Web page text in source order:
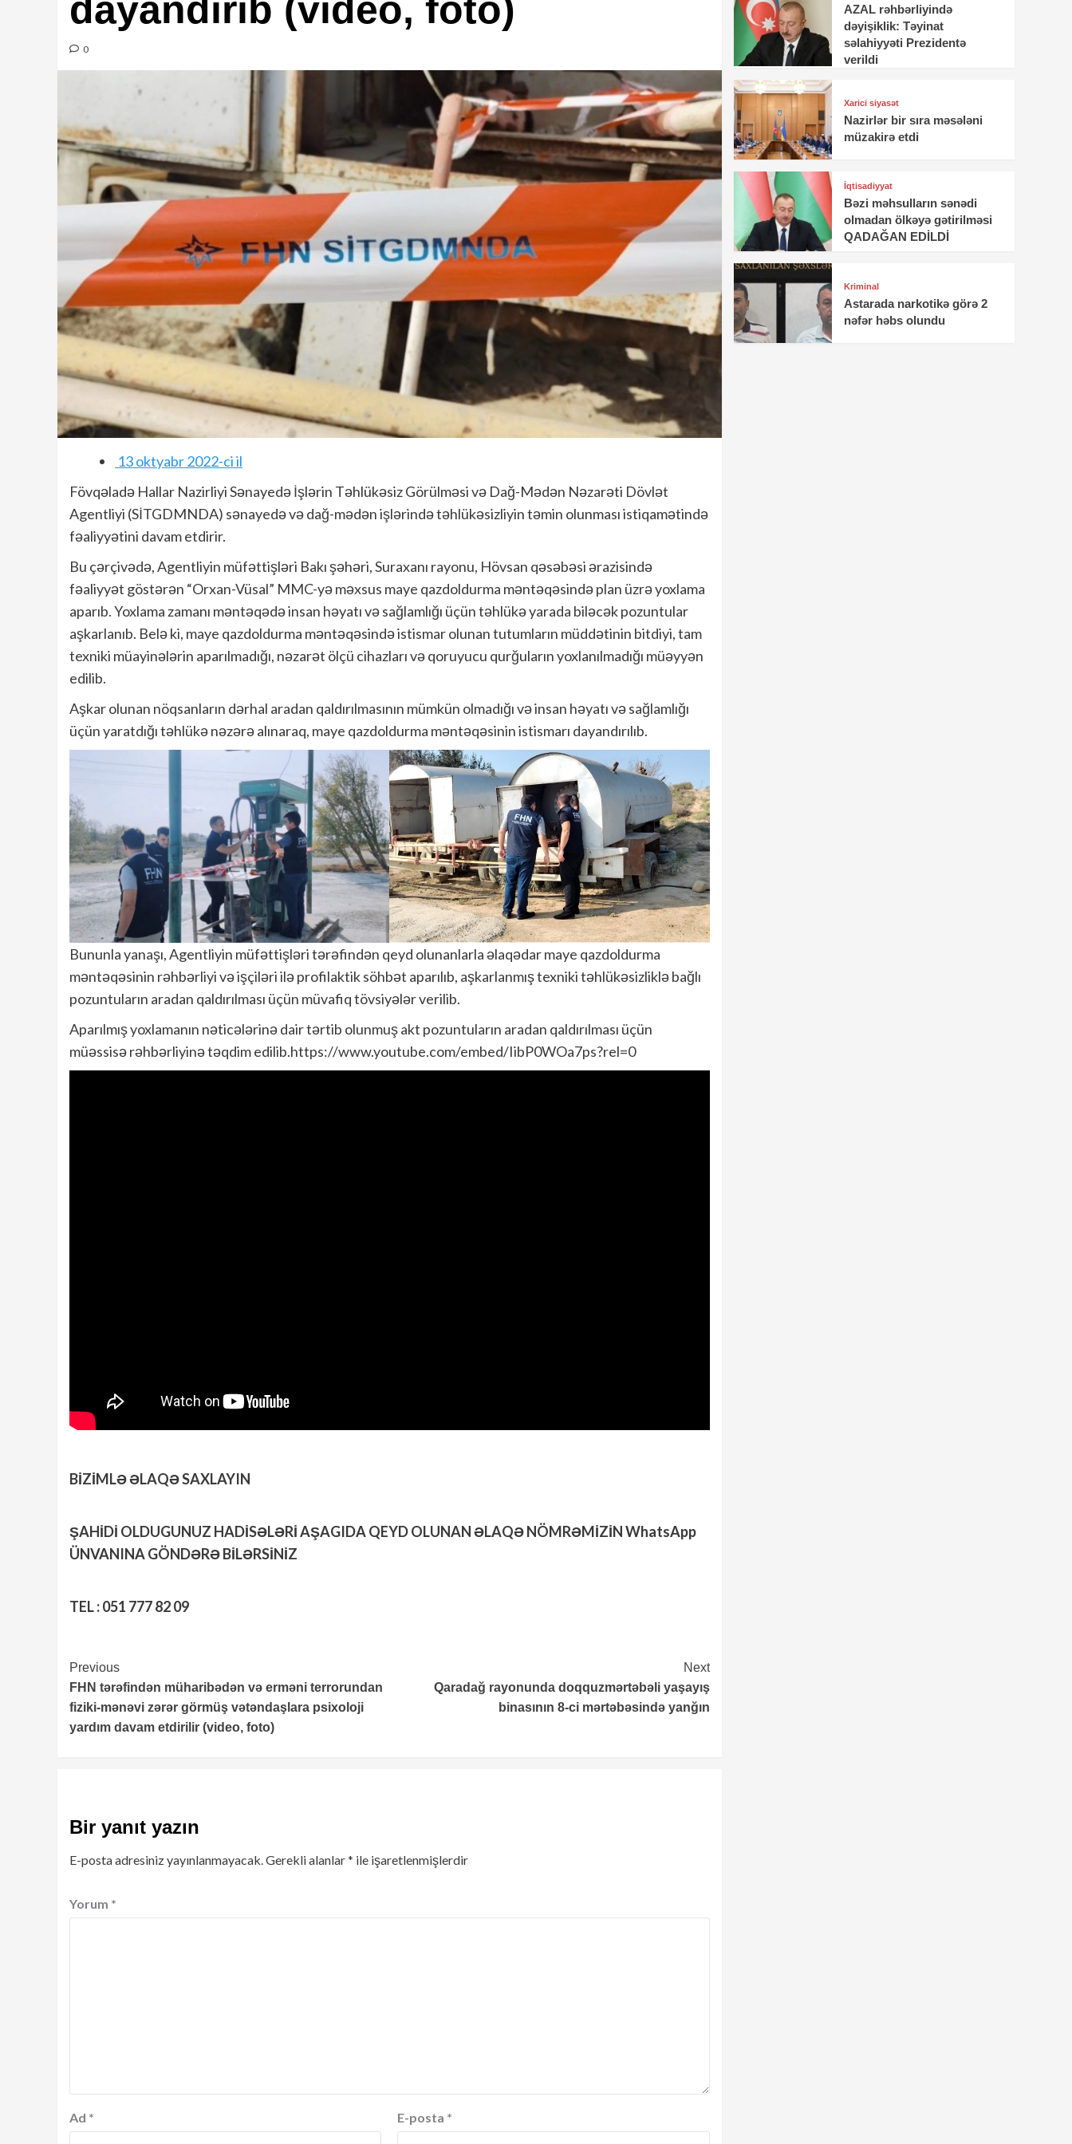
dayandırıb (video, foto)
0
13 oktyabr 2022-ci il
Fövqəladə Hallar Nazirliyi Sənayedə İşlərin Təhlükəsiz Görülməsi və Dağ-Mədən Nəzarəti Dövlət
Agentliyi (SİTGDMNDA) sənayedə və dağ-mədən işlərində təhlükəsizliyin təmin olunması istiqamətində
fəaliyyətini davam etdirir.
Bu çərçivədə, Agentliyin müfəttişləri Bakı şəhəri, Suraxanı rayonu, Hövsan qəsəbəsi ərazisində
fəaliyyət göstərən “Orxan-Vüsal” MMC-yə məxsus maye qazdoldurma məntəqəsində plan üzrə yoxlama
aparıb. Yoxlama zamanı məntəqədə insan həyatı və sağlamlığı üçün təhlükə yarada biləcək pozuntular
aşkarlanıb. Belə ki, maye qazdoldurma məntəqəsində istismar olunan tutumların müddətinin bitdiyi, tam
texniki müayinələrin aparılmadığı, nəzarət ölçü cihazları və qoruyucu qurğuların yoxlanılmadığı müəyyən
edilib.
Aşkar olunan nöqsanların dərhal aradan qaldırılmasının mümkün olmadığı və insan həyatı və sağlamlığı
üçün yaratdığı təhlükə nəzərə alınaraq, maye qazdoldurma məntəqəsinin istismarı dayandırılıb.
Bununla yanaşı, Agentliyin müfəttişləri tərəfindən qeyd olunanlarla əlaqədar maye qazdoldurma
məntəqəsinin rəhbərliyi və işçiləri ilə profilaktik söhbət aparılıb, aşkarlanmış texniki təhlükəsizliklə bağlı
pozuntuların aradan qaldırılması üçün müvafiq tövsiyələr verilib.
Aparılmış yoxlamanın nəticələrinə dair tərtib olunmuş akt pozuntuların aradan qaldırılması üçün
müəssisə rəhbərliyinə təqdim edilib.https://www.youtube.com/embed/IibP0WOa7ps?rel=0
BİZİMLƏ ƏLAQƏ SAXLAYIN
ŞAHİDİ OLDUGUNUZ HADİSƏLƏRİ AŞAGIDA QEYD OLUNAN ƏLAQƏ NÖMRƏMİZİN WhatsApp
ÜNVANINA GÖNDƏRƏ BİLƏRSİNİZ
TEL : 051 777 82 09
Continue
Reading
Previous
FHN tərəfindən müharibədən və erməni terrorundan
fiziki-mənəvi zərər görmüş vətəndaşlara psixoloji
yardım davam etdirilir (video, foto)
Next
Qaradağ rayonunda doqquzmərtəbəli yaşayış
binasının 8-ci mərtəbəsində yanğın
Bir yanıt yazın
E-posta adresiniz yayınlanmayacak. Gerekli alanlar* ile işaretlenmişlerdir
Yorum *
Ad * E-posta *
AZAL rəhbərliyində
dəyişiklik: Təyinat
səlahiyyəti Prezidentə
verildi
Xarici siyasət
Nazirlər bir sıra məsələni
müzakirə etdi
İqtisadiyyat
Bəzi məhsulların sənədi
olmadan ölkəyə gətirilməsi
QADAĞAN EDİLDİ
Kriminal
Astarada narkotikə görə 2
nəfər həbs olundu